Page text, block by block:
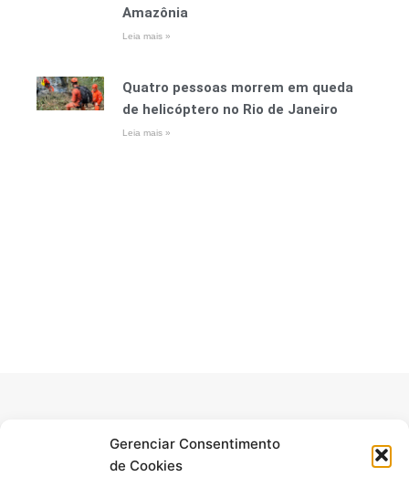
Gerenciar Consentimento
de Cookies
Amazônia
Leia mais »
Quatro pessoas morrem em queda
de helicóptero no Rio de Janeiro
Leia mais »